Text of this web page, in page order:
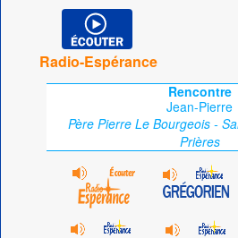
Radio-Espérance
Rencontre
Jean-Pierre
Père Pierre Le Bourgeois -
Prières